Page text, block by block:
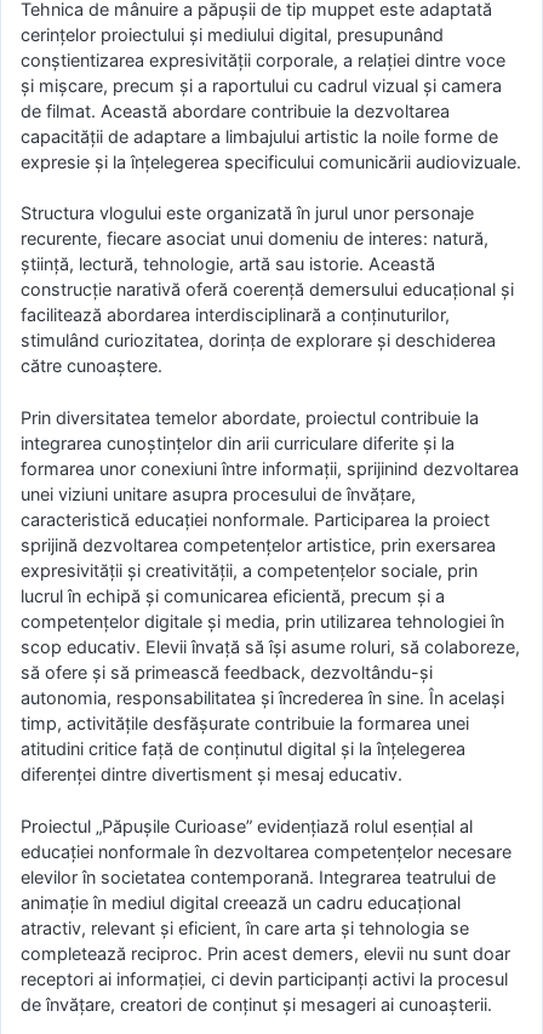
Tehnica de mânuire a păpușii de tip muppet este adaptată
cerințelor proiectului și mediului digital, presupunând
conștientizarea expresivității corporale, a relației dintre voce
și mișcare, precum și a raportului cu cadrul vizual și camera
de filmat. Această abordare contribuie la dezvoltarea
capacității de adaptare a limbajului artistic la noile forme de
expresie și la înțelegerea specificului comunicării audiovizuale.
Structura vlogului este organizată în jurul unor personaje
recurente, fiecare asociat unui domeniu de interes: natură,
știință, lectură, tehnologie, artă sau istorie. Această
construcție narativă oferă coerență demersului educațional și
facilitează abordarea interdisciplinară a conținuturilor,
stimulând curiozitatea, dorința de explorare și deschiderea
către cunoaștere.
Prin diversitatea temelor abordate, proiectul contribuie la
integrarea cunoștințelor din arii curriculare diferite și la
formarea unor conexiuni între informații, sprijinind dezvoltarea
unei viziuni unitare asupra procesului de învățare,
caracteristică educației nonformale. Participarea la proiect
sprijină dezvoltarea competențelor artistice, prin exersarea
expresivității și creativității, a competențelor sociale, prin
lucrul în echipă și comunicarea eficientă, precum și a
competențelor digitale și media, prin utilizarea tehnologiei în
scop educativ. Elevii învață să își asume roluri, să colaboreze,
să ofere și să primească feedback, dezvoltându-și
autonomia, responsabilitatea și încrederea în sine. În același
timp, activitățile desfășurate contribuie la formarea unei
atitudini critice față de conținutul digital și la înțelegerea
diferenței dintre divertisment și mesaj educativ.
Proiectul „Păpușile Curioase” evidențiază rolul esențial al
educației nonformale în dezvoltarea competențelor necesare
elevilor în societatea contemporană. Integrarea teatrului de
animație în mediul digital creează un cadru educațional
atractiv, relevant și eficient, în care arta și tehnologia se
completează reciproc. Prin acest demers, elevii nu sunt doar
receptori ai informației, ci devin participanți activi la procesul
de învățare, creatori de conținut și mesageri ai cunoașterii.